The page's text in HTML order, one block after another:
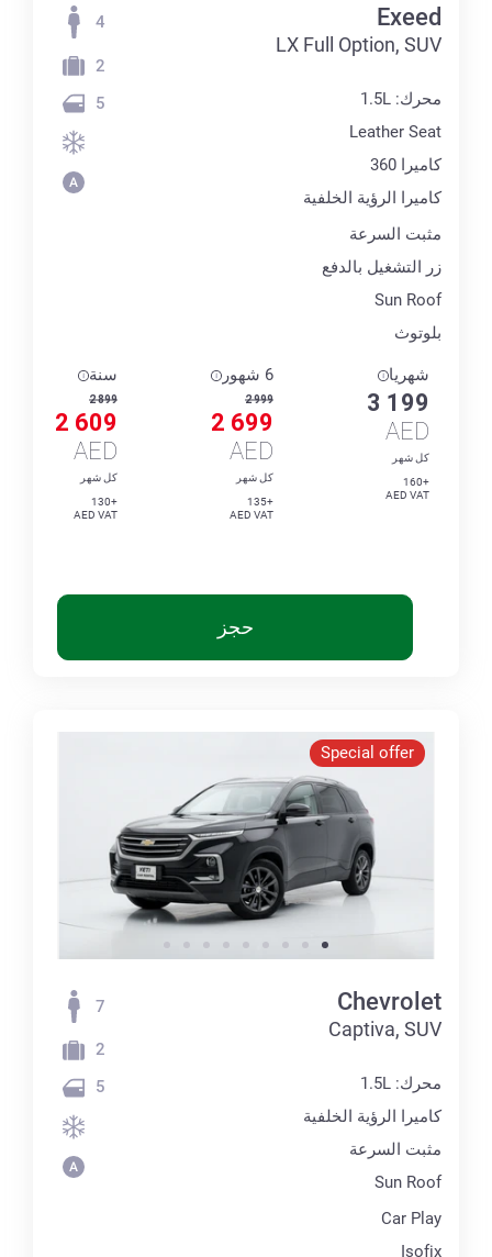
Exeed
LX Full Option, SUV
محرك: 1.5L
Leather Seat
كاميرا 360
كاميرا الرؤية الخلفية
مثبت السرعة
زر التشغيل بالدفع
Sun Roof
بلوتوث
4
2
5
شهريا
3 199
AED
كل شهر
+160
AED VAT
6 شهور
2 999
2 699
AED
كل شهر
+135
AED VAT
سنة
2 899
2 609
AED
كل شهر
+130
AED VAT
حجز
Special offer
Chevrolet
Captiva, SUV
محرك: 1.5L
كاميرا الرؤية الخلفية
مثبت السرعة
Sun Roof
Car Play
Isofix
7
2
5